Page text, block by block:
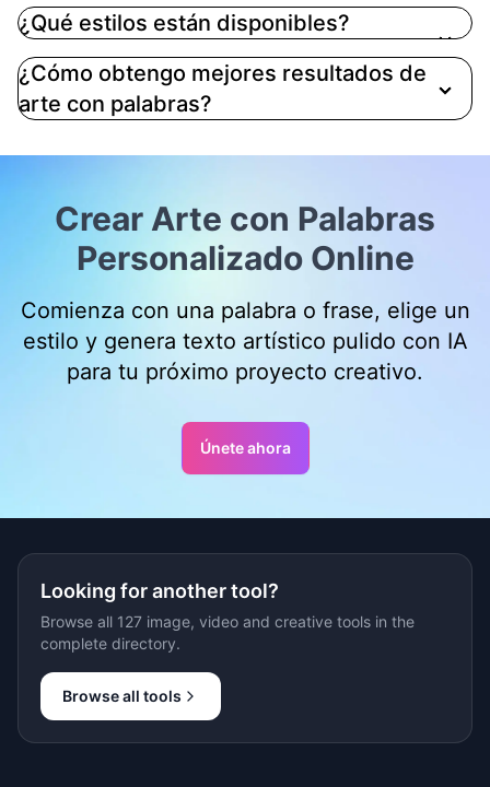
¿Qué estilos están disponibles?
¿Cómo obtengo mejores resultados de
arte con palabras?
Crear Arte con Palabras
Personalizado Online
Comienza con una palabra o frase, elige un
estilo y genera texto artístico pulido con IA
para tu próximo proyecto creativo.
Únete ahora
Looking for another tool?
Browse all 127 image, video and creative tools in the
complete directory.
Browse all tools